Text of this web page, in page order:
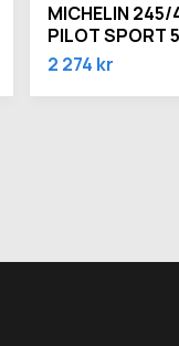
MICHELIN 245/
PILOT SPORT
2 274 kr